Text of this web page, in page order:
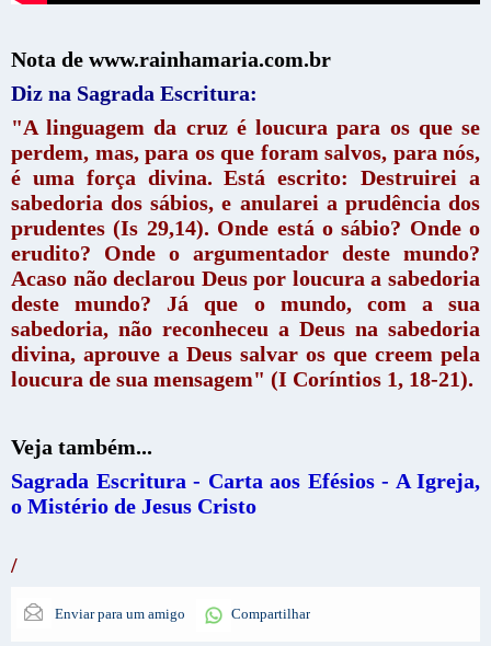
Nota de www.rainhamaria.com.br
Diz na Sagrada Escritura:
"A linguagem da cruz é loucura para os que se
perdem, mas, para os que foram salvos, para nós,
é uma força divina. Está escrito: Destrui­rei a
sabedoria dos sábios, e anularei a prudência dos
prudentes (Is 29,14). Onde está o sábio? Onde o
erudito? Onde o argumentador deste mundo?
Acaso não declarou Deus por loucura a sabedoria
deste mundo? Já que o mundo, com a sua
sabedoria, não reconheceu a Deus na sabedoria
divina, aprouve a Deus salvar os que creem pela
loucura de sua mensagem" (I Coríntios 1, 18-21).
Veja também...
Sagrada Escritura - Carta aos Efésios - A Igreja,
o Mistério de Jesus Cristo
/
Enviar para um amigo Compartilhar